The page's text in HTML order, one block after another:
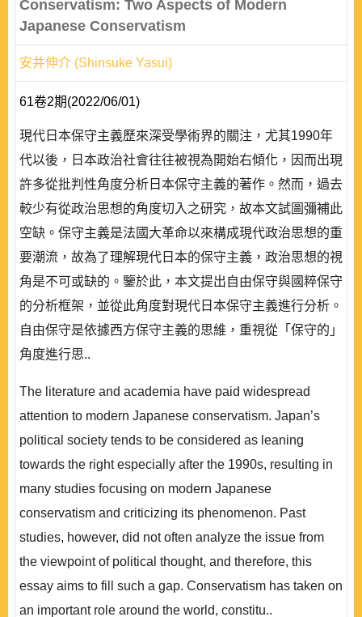
Conservatism: Two Aspects of Modern
Japanese Conservatism
安井伸介 (Shinsuke Yasui)
61卷2期(2022/06/01)
現代日本保守主義歷來深受學術界的關注，尤其1990年
代以後，日本政治社會往往被視為開始右傾化，因而出現
許多從批判性角度分析日本保守主義的著作。然而，過去
較少有從政治思想的角度切入之研究，故本文試圖彌補此
空缺。保守主義是法國大革命以來構成現代政治思想的重
要潮流，故為了理解現代日本的保守主義，政治思想的視
角是不可或缺的。鑒於此，本文提出自由保守與國粹保守
的分析框架，並從此角度對現代日本保守主義進行分析。
自由保守是依據西方保守主義的思維，重視從「保守的」
角度進行思..
The literature and academia have paid widespread
attention to modern Japanese conservatism. Japan’s
political society tends to be considered as leaning
towards the right especially after the 1990s, resulting in
many studies focusing on modern Japanese
conservatism and criticizing its phenomenon. Past
studies, however, did not often analyze the issue from
the viewpoint of political thought, and therefore, this
essay aims to fill such a gap. Conservatism has taken on
an important role around the world, constitu..